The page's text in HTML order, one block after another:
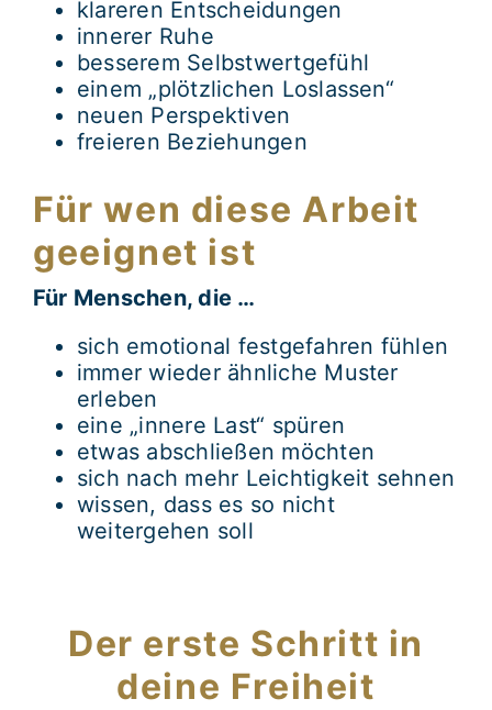
klareren Entscheidungen
innerer Ruhe
besserem Selbstwertgefühl
einem „plötzlichen Loslassen“
neuen Perspektiven
freieren Beziehungen
Für wen diese Arbeit
geeignet ist
Für Menschen, die …
sich emotional festgefahren fühlen
immer wieder ähnliche Muster
erleben
eine „innere Last“ spüren
etwas abschließen möchten
sich nach mehr Leichtigkeit sehnen
wissen, dass es so nicht
weitergehen soll
Der erste Schritt in
deine Freiheit